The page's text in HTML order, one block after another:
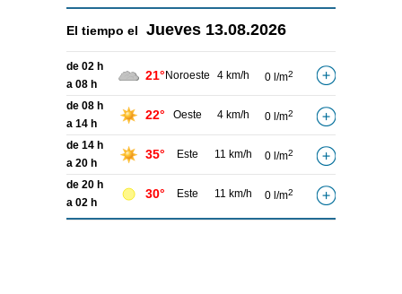
El tiempo el Jueves 13.08.2026
de 02 h
a 08 h
21° Noroeste 4 km/h 0 l/m2
de 08 h
a 14 h
22° Oeste 4 km/h 0 l/m2
de 14 h
a 20 h
35° Este 11 km/h 0 l/m2
de 20 h
a 02 h
30° Este 11 km/h 0 l/m2